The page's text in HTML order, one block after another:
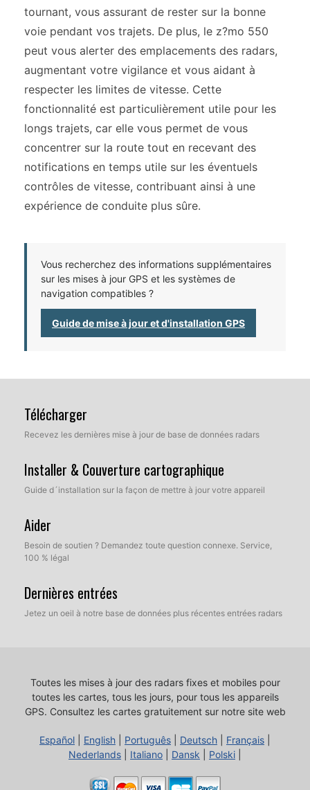
tournant, vous assurant de rester sur la bonne
voie pendant vos trajets. De plus, le z?mo 550
peut vous alerter des emplacements des radars,
augmentant votre vigilance et vous aidant à
respecter les limites de vitesse. Cette
fonctionnalité est particulièrement utile pour les
longs trajets, car elle vous permet de vous
concentrer sur la route tout en recevant des
notifications en temps utile sur les éventuels
contrôles de vitesse, contribuant ainsi à une
expérience de conduite plus sûre.
Vous recherchez des informations supplémentaires
sur les mises à jour GPS et les systèmes de
navigation compatibles ?
Guide de mise à jour et d'installation GPS
Télécharger
Recevez les dernières mise à jour de base de données radars
Installer & Couverture cartographique
Guide d´installation sur la façon de mettre à jour votre appareil
Aider
Besoin de soutien ? Demandez toute question connexe. Service,
100 % légal
Dernières entrées
Jetez un oeil à notre base de données plus récentes entrées radars
Toutes les mises à jour des radars fixes et mobiles pour
toutes les cartes, tous les jours, pour tous les appareils
GPS. Consultez les cartes gratuitement sur notre site web
Español English Português Deutsch Français
Nederlands
Italiano Dansk Polski